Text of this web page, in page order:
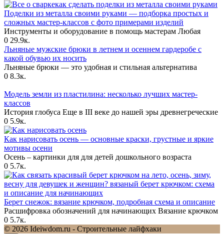
Поделки из металла своими руками — подборка простых и
сложных мастер-классов с фото примерами изделий
Инструменты и оборудование в помощь мастерам Любая
0 29.9к.
Льняные мужские брюки в летнем и осеннем гардеробе с
какой обувью их носить
Льняные брюки — это удобная и стильная альтернатива
0 8.3к.
Модель земли из пластилина: несколько лучших мастер-
классов
История глобуса Еще в III веке до нашей эры древнегреческие
0 5.9к.
Как нарисовать осень — основные краски, грустные и яркие
мотивы осени
Осень – картинки для для детей дошкольного возраста
0 5.7к.
Берет снежок: вязание крючком, подробная схема и описание
Расшифровка обозначений для начинающих Вязание крючком
0 5.7к.
© 2026 Ideiwdom.ru - Строительные лайфхаки